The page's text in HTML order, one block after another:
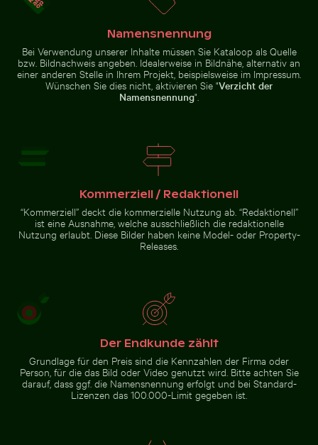
Nahaufnahme von
Autoscheinwerfer und Kotflügel
Zwei Rotohrbülbüls auf Draht vor blauem Himmel
Zwei Rotohrbülbüls auf Draht vor
blauem Himmel
Unteransicht der Brooklyn-
Unteransicht der Brooklyn-
Brücke mit Skyline von
Manhattan, New York
Sonnenuntergang über Koh Yao Noi mit Silhouette
Namensnennung
Bei Verwendung unserer Inhalte müssen Sie Kataloop als Quelle
bzw. Bildnachweis angeben. Idealerweise in Bildnähe, alternativ an
einer anderen Stelle in Ihrem Projekt, beispielsweise im Impressum.
Wünschen Sie dies nicht, aktivieren Sie "Verzicht der
Namensnennung".
Kommerziell / Redaktionell
“Kommerziell” deckt die kommerzielle Nutzung ab. “Redaktionell”
ist eine Ausnahme, welche ausschließlich die redaktionelle
Nutzung erlaubt. Diese Bilder haben keine Model- oder Property-
Releases.
Der Endkunde zählt
Grundlage für den Preis sind die Kennzahlen der Firma oder
Person, für die das Bild oder Video genutzt wird. Bitte achten Sie
darauf, dass ggf. die Namensnennung erfolgt und bei Standard-
Lizenzen das 100.000-Limit gegeben ist.